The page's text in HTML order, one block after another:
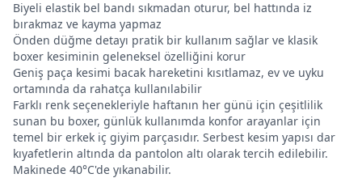
Biyeli elastik bel bandı sıkmadan oturur, bel hattında iz
bırakmaz ve kayma yapmaz
Önden düğme detayı pratik bir kullanım sağlar ve klasik
boxer kesiminin geleneksel özelliğini korur
Geniş paça kesimi bacak hareketini kısıtlamaz, ev ve uyku
ortamında da rahatça kullanılabilir
Farklı renk seçenekleriyle haftanın her günü için çeşitlilik
sunan bu boxer, günlük kullanımda konfor arayanlar için
temel bir erkek iç giyim parçasıdır. Serbest kesim yapısı dar
kıyafetlerin altında da pantolon altı olarak tercih edilebilir.
Makinede 40°C'de yıkanabilir.